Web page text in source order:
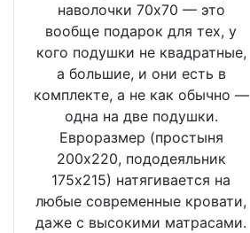
наволочки 70х70 — это
вообще подарок для тех, у
кого подушки не квадратные,
а большие, и они есть в
комплекте, а не как обычно —
одна на две подушки.
Евроразмер (простыня
200х220, пододеяльник
175х215) натягивается на
любые современные кровати,
даже с высокими матрасами.